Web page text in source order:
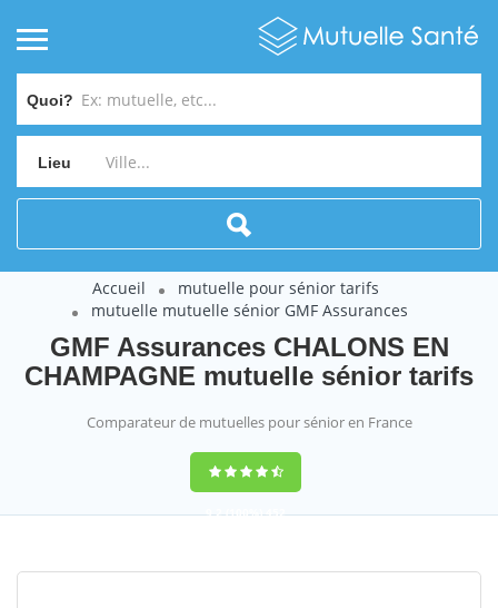
Quoi?
Lieu
Accueil
mutuelle pour sénior tarifs
mutuelle mutuelle sénior GMF Assurances
GMF Assurances CHALONS EN
CHAMPAGNE mutuelle sénior tarifs
Comparateur de mutuelles pour sénior en France
9,2(100%)452